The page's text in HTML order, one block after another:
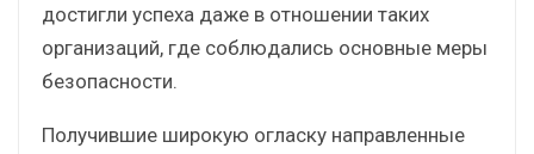
достигли успеха даже в отношении таких
организаций, где соблюдались основные меры
безопасности.
Получившие широкую огласку направленные